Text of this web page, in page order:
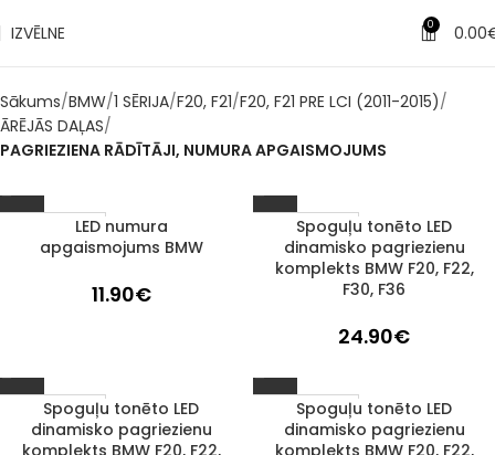
IZVĒLNE 0 0.00
Sākums BMW 1 SĒRIJA F20, F21 F20, F21 PRE LCI (2011-2015)
ĀRĒJĀS DAĻAS
PAGRIEZIENA RĀDĪTĀJI, NUMURA APGAISMOJUMS
1–3 d. d.LED numura
apgaismojums BMW
11.90€
1–3 d. d.
Spoguļu tonēto LED
dinamisko pagriezienu
komplekts BMW F20, F22,
F30, F36
24.90€
1–3 d. d.
Spoguļu tonēto LED
dinamisko pagriezienu
komplekts BMW F20, F22,
1–3 d. d.
Spoguļu tonēto LED
dinamisko pagriezienu
komplekts BMW F20, F22,